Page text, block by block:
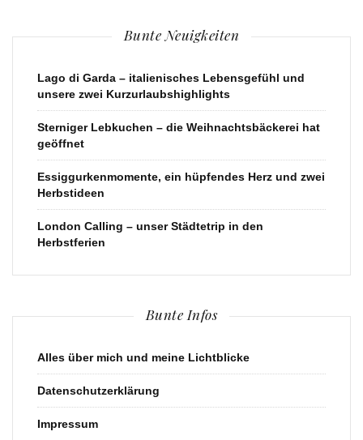
Bunte Neuigkeiten
Lago di Garda – italienisches Lebensgefühl und
unsere zwei Kurzurlaubshighlights
Sterniger Lebkuchen – die Weihnachtsbäckerei hat
geöffnet
Essiggurkenmomente, ein hüpfendes Herz und zwei
Herbstideen
London Calling – unser Städtetrip in den
Herbstferien
Bunte Infos
Alles über mich und meine Lichtblicke
Datenschutzerklärung
Impressum